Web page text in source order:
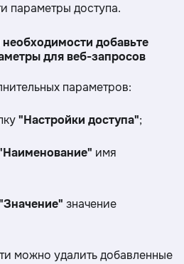
параметры доступа.
добавьте
для веб-запросов
параметров:
"Настройки доступа";
имя
значение
можно удалить добавленные